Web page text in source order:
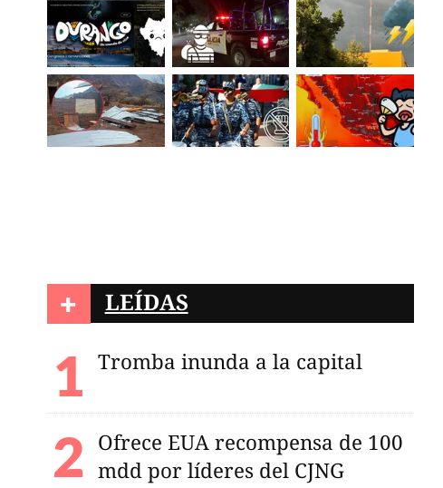
+ LEÍDAS
Tromba inunda a la capital
Ofrece EUA recompensa de 100
mdd por líderes del CJNG